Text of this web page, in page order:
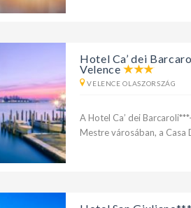
Hotel Ca’ dei
Velence
VELENCE OLASZORSZÁG
A Hotel Ca’ dei
Mestre városában, a Casa